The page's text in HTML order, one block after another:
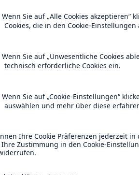
(§ 134c Abs. 1 AktG)
der MR AG ist
einzuhalten. Dieser
und Liquidität.
Gegenparteien bzw.
und Frühwarnindikatoren
in unseren
die Rahmenbedingungen,
Anlagegrundsätzen handelt.